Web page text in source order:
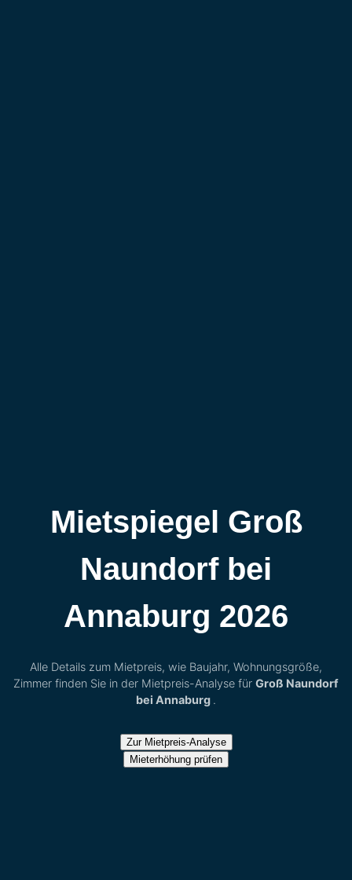
Mietspiegel Groß
Naundorf bei
Annaburg 2026
Alle Details zum Mietpreis, wie Baujahr, Wohnungsgröße,
Zimmer finden Sie in der Mietpreis-Analyse für Groß Naundorf
bei Annaburg .
Zur Mietpreis-Analyse
Mieterhöhung prüfen